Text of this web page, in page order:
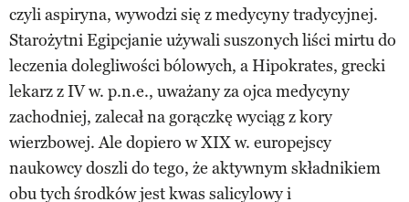
czyli aspiryna, wywodzi się z medycyny tradycyjnej.
Starożytni Egipcjanie używali suszonych liści mirtu do
leczenia dolegliwości bólowych, a Hipokrates, grecki
lekarz z IV w. p.n.e., uważany za ojca medycyny
zachodniej, zalecał na gorączkę wyciąg z kory
wierzbowej. Ale dopiero w XIX w. europejscy
naukowcy doszli do tego, że aktywnym składnikiem
obu tych środków jest kwas salicylowy i